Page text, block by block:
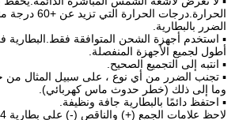
الحرارة.درجات
الضرر بالبطارية.
▪ استخدم أجهزة الشحن المتوافقة
أطول لجميع الأجهزة المنفصلة.
▪ انتبه إلى التجميع الصحيح.
▪ تجنب الضرر من أي نوع ، على سبيل المثال من
وما إلى ذلك (خطر حدوث ماس كهربائي).
▪ احتفظ دائمًا بالبطارية جافة ونظيفة.